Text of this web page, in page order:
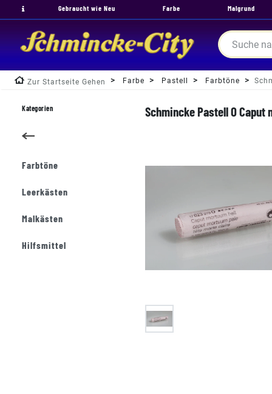
Gebraucht wie Neu Farbe Malgrund
Zur Startseite Gehen Farbe Pastell Farbtöne
Schmincke Pastell O Caput
Kategorien
Farbtöne
Leerkästen
Malkästen
Hilfsmittel